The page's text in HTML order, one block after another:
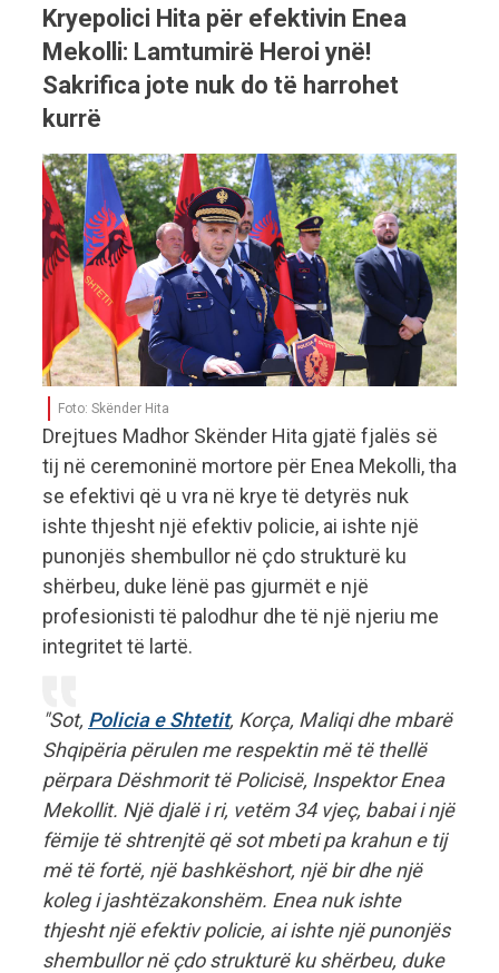
Kryepolici Hita për efektivin Enea
Mekolli: Lamtumirë Heroi ynë!
Sakrifica jote nuk do të harrohet
kurrë
Foto: Skënder Hita
Drejtues Madhor Skënder Hita gjatë fjalës së
tij në ceremoninë mortore për Enea Mekolli, tha
se efektivi që u vra në krye të detyrës nuk
ishte thjesht një efektiv policie, ai ishte një
punonjës shembullor në çdo strukturë ku
shërbeu, duke lënë pas gjurmët e një
profesionisti të palodhur dhe të një njeriu me
integritet të lartë.
"Sot, Policia e Shtetit, Korça, Maliqi dhe mbarë
Shqipëria përulen me respektin më të thellë
përpara Dëshmorit të Policisë, Inspektor Enea
Mekollit. Një djalë i ri, vetëm 34 vjeç, babai i një
fëmije të shtrenjtë që sot mbeti pa krahun e tij
më të fortë, një bashkëshort, një bir dhe një
koleg i jashtëzakonshëm. Enea nuk ishte
thjesht një efektiv policie, ai ishte një punonjës
shembullor në çdo strukturë ku shërbeu, duke